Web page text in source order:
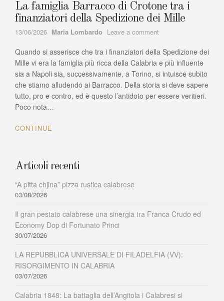
La famiglia Barracco di Crotone tra i
finanziatori della Spedizione dei Mille
13/06/2026 Author
Maria Lombardo Leave a comment
famiglia
Barracco
di
Crotone
i
Quando si asserisce che tra i finanziatori della Spedizione dei
Mille vi era la famiglia più ricca della Calabria e più influente
sia a Napoli sia, successivamente, a Torino, si intuisce subito
che stiamo alludendo ai Barracco. Della storia si deve sapere
tutto, pro e contro, ed è questo l’antidoto per essere veritieri.
Poco nota…
CONTINUE
Articoli recenti
“A pitta chjina” pizza rustica calabrese
03/08/2026
Il gran pestato calabrese una sinergia tra Franca Crudo ed
Economy Dop di Fortunato Princi
30/07/2026
LA REPUBBLICA UNIVERSALE DI FILADELFIA (VV):
RISORGIMENTO IN CALABRIA
03/07/2026
Calabria 1848: La battaglia dell’Angitola i Calabresi si